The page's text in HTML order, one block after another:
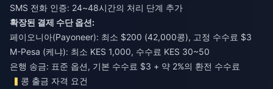
SMS 전화 인증: 24~48시간의 처리 단계 추가
확장된 결제 수단 옵션:
페이오니아(Payoneer): 최소 $200 (42,000콩), 고정 수수료 $3
M-Pesa (케냐): 최소 KES 1,000, 수수료 KES 30~50
은행 송금: 표준 옵션, 기본 수수료 $3 + 약 2%의 환전 수수료
콩 출금 자격 요건